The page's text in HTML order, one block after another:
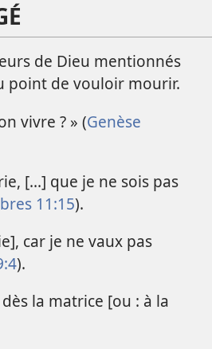
de Dieu mentionnés
point de vouloir mourir.
vivre ? » (Genèse
[...] que je ne sois pas
11:15).
car je ne vaux pas
).
la matrice [ou : à la